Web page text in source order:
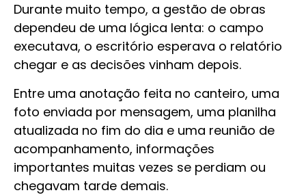
Durante muito tempo, a gestão de obras
dependeu de uma lógica lenta: o campo
executava, o escritório esperava o relatório
chegar e as decisões vinham depois.
Entre uma anotação feita no canteiro, uma
foto enviada por mensagem, uma planilha
atualizada no fim do dia e uma reunião de
acompanhamento, informações
importantes muitas vezes se perdiam ou
chegavam tarde demais.